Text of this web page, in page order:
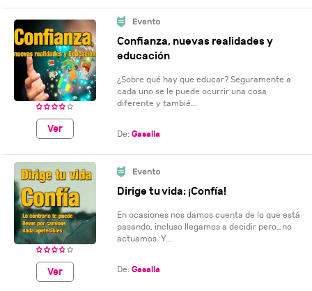
Ver
Confianza, nuevas realidades y
educación
¿Sobre qué hay que educar? Seguramente a
cada uno se le puede ocurrir una cosa
diferente y tambié...
De: Gasalla
Ver
Dirige tu vida: ¡Confía!
En ocasiones nos damos cuenta de lo que está
pasando, incluso llegamos a decidir pero…no
actuamos. Y...
De: Gasalla